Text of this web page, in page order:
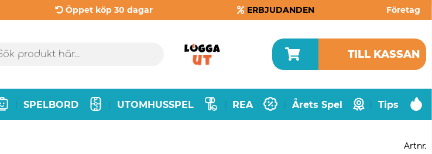
Öppet köp 30 dagar ERBJUDANDEN Företag
TILL KASSAN
SPELBORD UTOMHUSSPEL REA Årets Spel Tips
Artnr.